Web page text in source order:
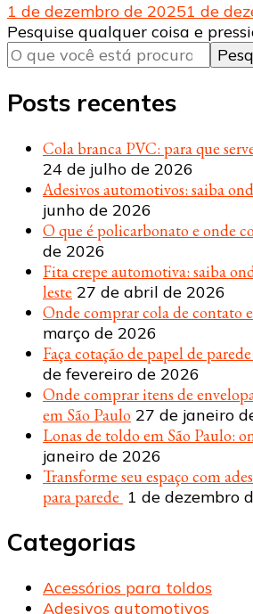
1 de dezembro de 20251 de
Procurando
algo?
Pesquise qualquer coisa e
Posts recentes
Cola branca PVC: para que
24 de julho de 2026
Adesivos automotivos: saiba
junho de 2026
O que é policarbonato e onde
de 2026
Fita crepe automotiva: saiba
leste 27 de abril de 2026
Onde comprar cola de contato
março de 2026
Faça cotação de papel de
de fevereiro de 2026
Onde comprar itens de
em São Paulo 27 de janeiro
Lonas de toldo em São Paulo:
janeiro de 2026
Transforme seu espaço com
para parede 1 de dezembro
Categorias
Acessórios para toldos
Adesivos automotivos